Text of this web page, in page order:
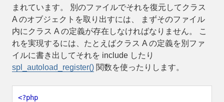
まれています。 別のファイルでそれを復元してクラス
A のオブジェクトを取り出すには、 まずそのファイル
内にクラス A の定義が存在しなければなりません。 こ
れを実現するには、たとえばクラス A の定義を別ファ
イルに書き出してそれを include したり
spl_autoload_register() 関数を使ったりします。
<?php